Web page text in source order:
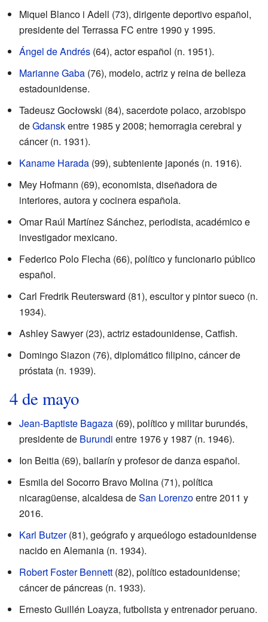
Miquel Blanco i Adell (73), dirigente deportivo español,
presidente del Terrassa FC entre 1990 y 1995.
Ángel de Andrés (64), actor español (n. 1951).
Marianne Gaba (76), modelo, actriz y reina de belleza
estadounidense.
Tadeusz Gocłowski (84), sacerdote polaco, arzobispo
deGdanskentre 1985 y 2008; hemorragia cerebral y
cáncer (n. 1931).
Kaname Harada (99), subteniente japonés (n. 1916).
Mey Hofmann (69), economista, diseñadora de
interiores, autora y cocinera española.
Omar Raúl Martínez Sánchez, periodista, académico e
investigador mexicano.
Federico Polo Flecha (66), político y funcionario público
español.
Carl Fredrik Reutersward (81), escultor y pintor sueco (n.
1934).
Ashley Sawyer (23), actriz estadounidense, Catfish.
Domingo Siazon (76), diplomático filipino, cáncer de
próstata (n. 1939).
4 de mayo
Jean-Baptiste Bagaza (69), político y militar burundés,
presidente de Burundi entre 1976 y 1987 (n. 1946).
Ion Beitia (69), bailarín y profesor de danza español.
Esmila del Socorro Bravo Molina (71), política
nicaragüense, alcaldesa deSan Lorenzoentre 2011 y
2016.
Karl Butzer(81), geógrafo y arqueólogo estadounidense
nacido en Alemania (n. 1934).
Robert Foster Bennett (82), político estadounidense;
cáncer de páncreas (n. 1933).
Ernesto Guillén Loayza, futbolista y entrenador peruano.